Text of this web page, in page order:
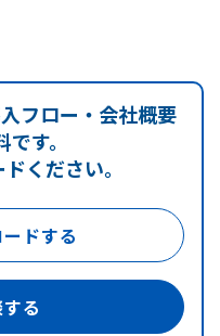
フロー・会社概要
です。
ください。
ドする
る